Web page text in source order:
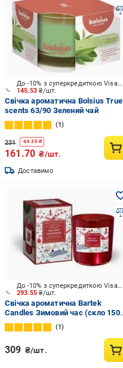
145.53₴/шт.
До -10% з суперкредиткою Visa Вигода
Свічка ароматична Bolsius True
scents 63/90 Зелений чай
1
231 -69.30₴
161.70 ₴/шт.
Доставимо
293.55₴/шт.
До -10% з суперкредиткою Visa Вигода
Свічка ароматична Bartek
Candles Зимовий час (скло 150
г)
1
309 ₴/шт.